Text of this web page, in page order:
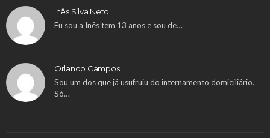
Inês Silva Neto
Eu sou a Inês tem 13 anos e sou de…
Orlando Campos
Sou um dos que já usufruiu do internamento domiciliário.
Só…